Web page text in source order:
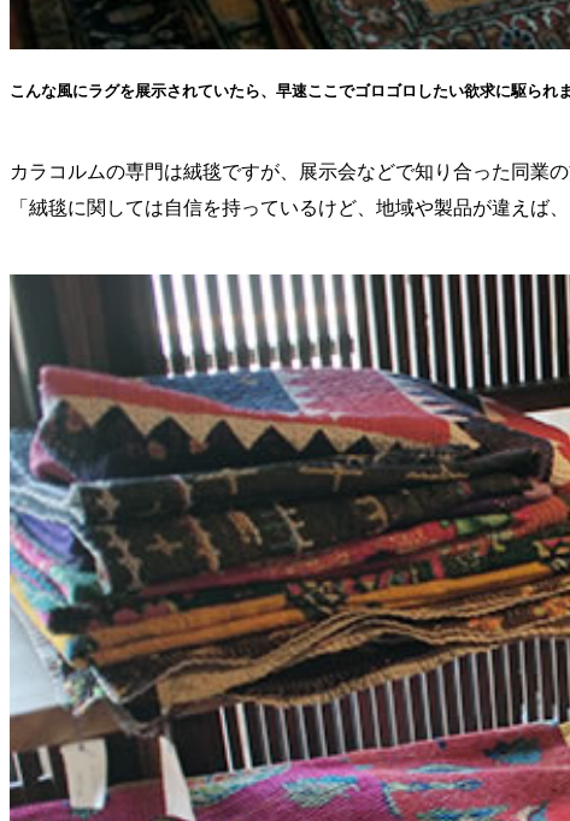
こんな風にラグを展示されていたら、早速ここでゴロゴロしたい欲求に駆られ
カラコルムの専門は絨毯ですが、展示会などで知り合った同業
「絨毯に関しては自信を持っているけど、地域や製品が違えば